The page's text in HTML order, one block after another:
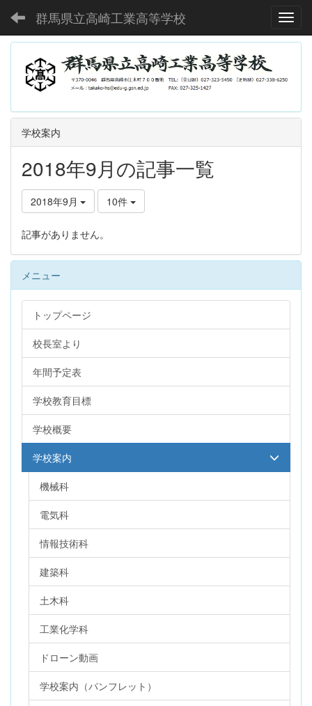
群馬県立高崎工業高等学校
学校案内
2018年9月の記事一覧
2018年9月 10件
記事がありません。
メニュー
トップページ
校長室より
年間予定表
学校教育目標
学校概要
学校案内
機械科
電気科
情報技術科
建築科
土木科
工業化学科
ドローン動画
学校案内（パンフレット）